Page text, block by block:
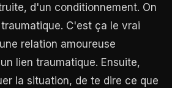
d'un conditionnement. On
C'est ça le vrai
relation amoureuse
lien traumatique. Ensuite,
la situation, de te dire ce que